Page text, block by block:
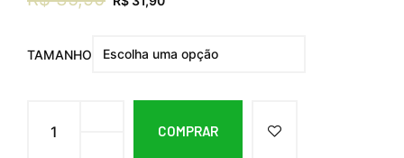
TAMANHO
COMPRAR